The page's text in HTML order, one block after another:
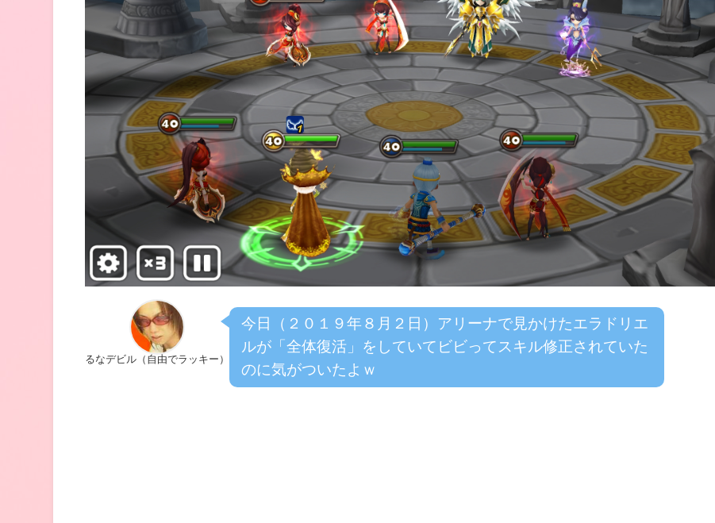
るなデビル（自由でラッキー）
今日（２０１９年８月２日）アリーナで見かけたエラドリエ
ルが「全体復活」をしていてビビってスキル修正されていた
のに気がついたよｗ